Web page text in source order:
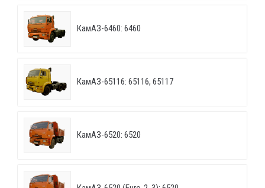
КамАЗ-6460: 6460
КамАЗ-65116: 65116, 65117
КамАЗ-6520: 6520